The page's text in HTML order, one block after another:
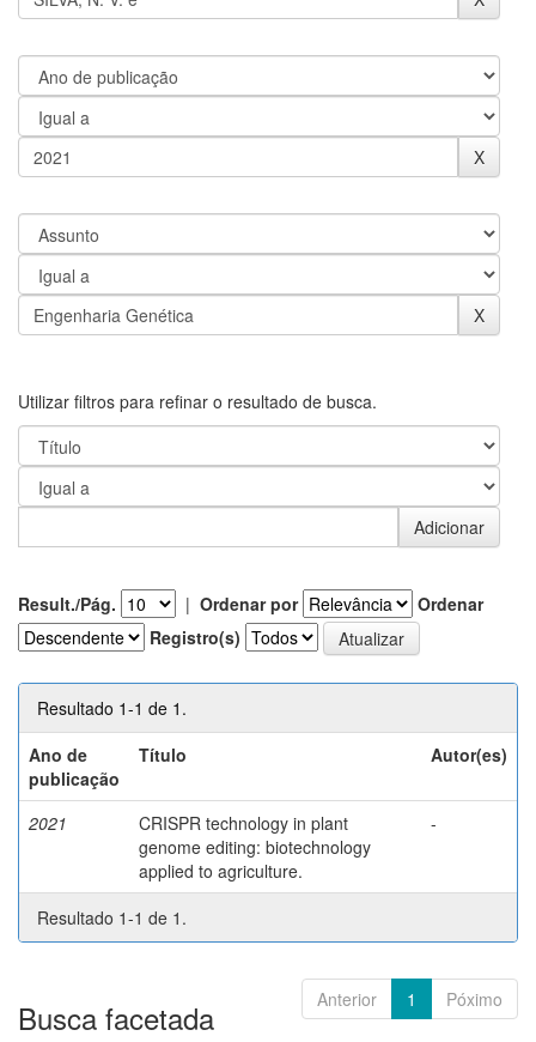
Utilizar filtros para refinar o resultado de busca.
Result./Pág. | Ordenar por
Ordenar
Registro(s)
Resultado 1-1 de 1.
Ano de
publicação
Título Autor(es)
2021
CRISPR technology in plant
genome editing: biotechnology
applied to agriculture.
-
Resultado 1-1 de 1.
Anterior 1 Póximo
Busca facetada